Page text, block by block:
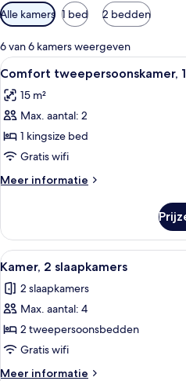
Beschikbare
filters
voor
kamers
Alle kamers 1 bed 2 bedden
6 van 6 kamers weergeven
Alle
foto's
voor
Comfort
tweepersoonskamer,
1
kingsize
bed
10
Comfort tweepersoonskamer,
15 m²
Max. aantal: 2
1 kingsize bed
Gratis wifi
Meer informatie
Meer
tweepersoonskamer,
kingsize
Alle
foto's
voor
Kamer,
2
slaapkamers
laden
10
Kamer, 2 slaapkamers
2 slaapkamers
Max. aantal: 4
2 tweepersoonsbedden
Gratis wifi
Meer informatie
Meer